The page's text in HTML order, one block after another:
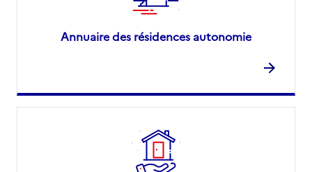
Annuaire des résidences autonomie